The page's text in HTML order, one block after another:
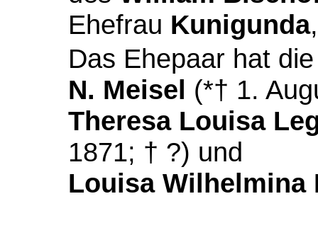
Ehefrau Kunigunda
Das Ehepaar hat
N. Meisel (*† 1.
Theresa Louisa
1871; † ?) und
Louisa Wilhelmina